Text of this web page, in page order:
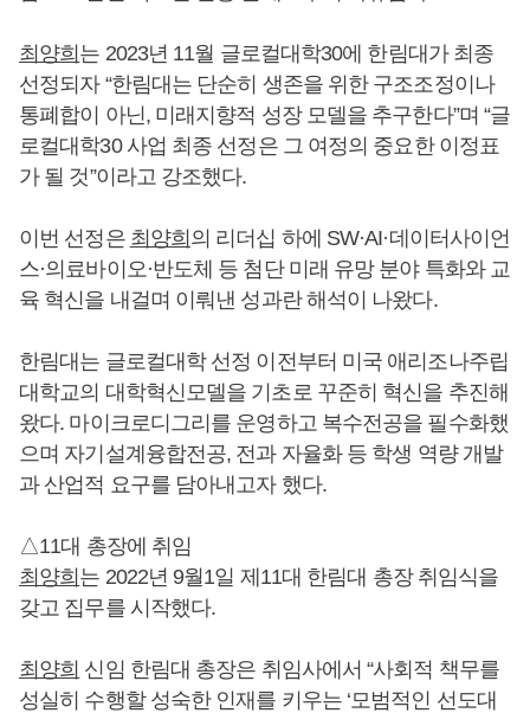
최양희 는 2023년 11월 글로컬대학30에 한림대가 최종
선정되자 “한림대는 단순히 생존을 위한 구조조정이나
통폐합이 아닌, 미래지향적 성장 모델을 추구한다”며 “글
로컬대학30 사업 최종 선정은 그 여정의 중요한 이정표
가 될 것”이라고 강조했다.
이번 선정은 최양희 의 리더십 하에 SW·AI·데이터사이언
스·의료바이오·반도체 등 첨단 미래 유망 분야 특화와 교
육 혁신을 내걸며 이뤄낸 성과란 해석이 나왔다.
한림대는 글로컬대학 선정 이전부터 미국 애리조나주립
대학교의 대학혁신모델을 기초로 꾸준히 혁신을 추진해
왔다. 마이크로디그리를 운영하고 복수전공을 필수화했
으며 자기설계융합전공, 전과 자율화 등 학생 역량 개발
과 산업적 요구를 담아내고자 했다.
△11대 총장에 취임
최양희 는 2022년 9월1일 제11대 한림대 총장 취임식을
갖고 집무를 시작했다.
최양희 신임 한림대 총장은 취임사에서 “사회적 책무를
성실히 수행할 성숙한 인재를 키우는 ‘모범적인 선도대